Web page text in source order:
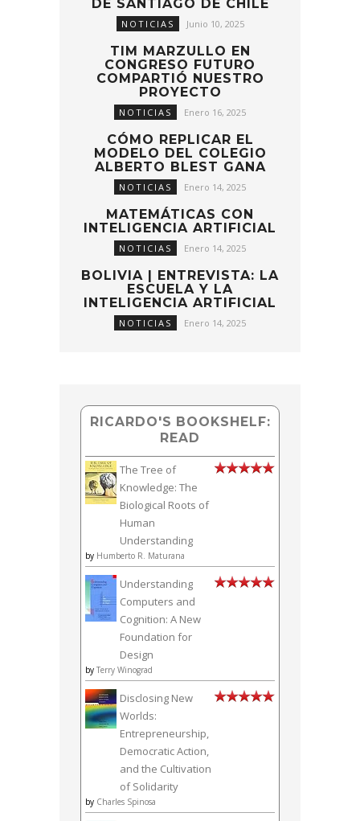
DE SANTIAGO DE CHILE
NOTICIAS Junio 10, 2025
TIM MARZULLO EN
CONGRESO FUTURO
COMPARTIÓ NUESTRO
PROYECTO
NOTICIAS Enero 16, 2025
CÓMO REPLICAR EL
MODELO DEL COLEGIO
ALBERTO BLEST GANA
NOTICIAS Enero 14, 2025
MATEMÁTICAS CON
INTELIGENCIA ARTIFICIAL
NOTICIAS Enero 14, 2025
BOLIVIA | ENTREVISTA: LA
ESCUELA Y LA
INTELIGENCIA ARTIFICIAL
NOTICIAS Enero 14, 2025
RICARDO'S BOOKSHELF:
READ
The Tree of
Knowledge: The
Biological Roots of
Human
Understanding
by Humberto R. Maturana
Understanding
Computers and
Cognition: A New
Foundation for
Design
by Terry Winograd
Disclosing New
Worlds:
Entrepreneurship,
Democratic Action,
and the Cultivation
of Solidarity
by Charles Spinosa